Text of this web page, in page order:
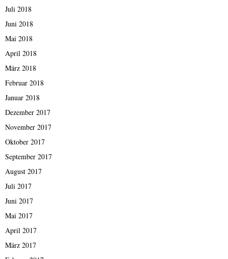
Juli 2018
Juni 2018
Mai 2018
April 2018
März 2018
Februar 2018
Januar 2018
Dezember 2017
November 2017
Oktober 2017
September 2017
August 2017
Juli 2017
Juni 2017
Mai 2017
April 2017
März 2017